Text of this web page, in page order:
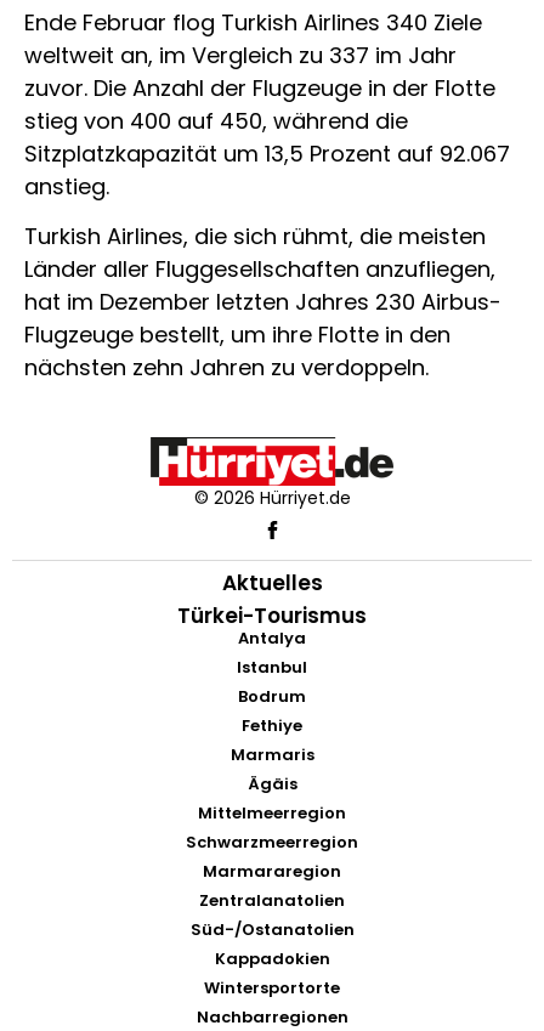
Ende Februar flog Turkish Airlines 340 Ziele
weltweit an, im Vergleich zu 337 im Jahr
zuvor. Die Anzahl der Flugzeuge in der Flotte
stieg von 400 auf 450, während die
Sitzplatzkapazität um 13,5 Prozent auf 92.067
anstieg.
Turkish Airlines, die sich rühmt, die meisten
Länder aller Fluggesellschaften anzufliegen,
hat im Dezember letzten Jahres 230 Airbus-
Flugzeuge bestellt, um ihre Flotte in den
nächsten zehn Jahren zu verdoppeln.
© 2026 Hürriyet.de
Aktuelles
Türkei-Tourismus
Antalya
Istanbul
Bodrum
Fethiye
Marmaris
Ägäis
Mittelmeerregion
Schwarzmeerregion
Marmararegion
Zentralanatolien
Süd-/Ostanatolien
Kappadokien
Wintersportorte
Nachbarregionen